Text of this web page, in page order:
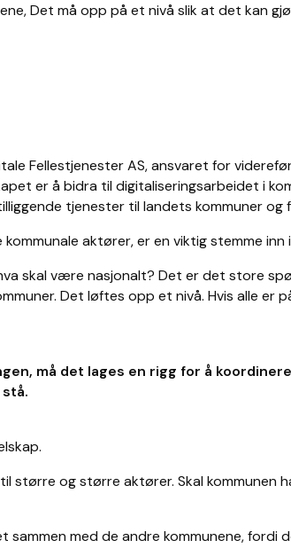
Det må opp på et nivå slik at det kan
Fellestjenester AS, ansvaret for
er å bidra til digitaliseringsarbeidet i
tjenester til landets kommuner og
aktører, er en viktig stemme
skal være nasjonalt? Det er det store
Det løftes opp et nivå. Hvis alle er
må det lages en rigg for å
og større aktører. Skal kommunen
med de andre kommunene, fordi